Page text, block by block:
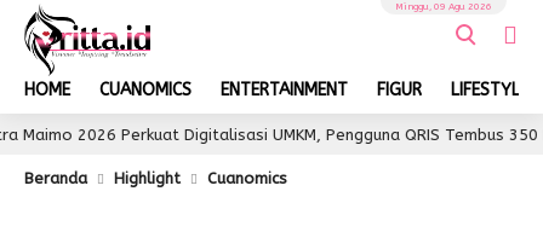
HOME CUANOMICS ENTERTAINMENT FIGUR LIFESTYLE
Minggu, 09 Agu 2026
Perkuat Digitalisasi UMKM, Pengguna QRIS Tembus 350 Ribu
Beranda Highlight Cuanomics